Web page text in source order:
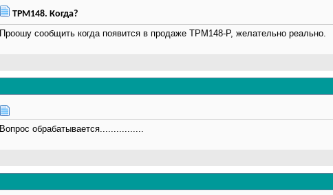
ТРМ148. Когда?
Проошу сообщить когда появится в продаже ТРМ148-Р, желательно реально.
Вопрос обрабатывается................